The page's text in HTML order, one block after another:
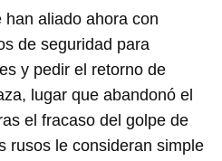
aliado ahora con
de seguridad para
y pedir el retorno de
lugar que abandonó el
el fracaso del golpe de
rusos le consideran simple